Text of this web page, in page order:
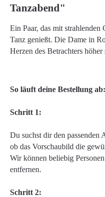
Tanzabend"
Ein Paar, das mit strahlenden
Tanz genießt. Die Dame in
Herzen des Betrachters höher
So läuft deine Bestellung ab:
Schritt 1:
Du suchst dir den passenden
ob das Vorschaubild die
Wir können beliebig
entfernen.
Schritt 2: